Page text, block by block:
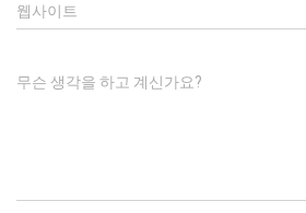
웹사이트
무슨 생각을 하고 계신가요?